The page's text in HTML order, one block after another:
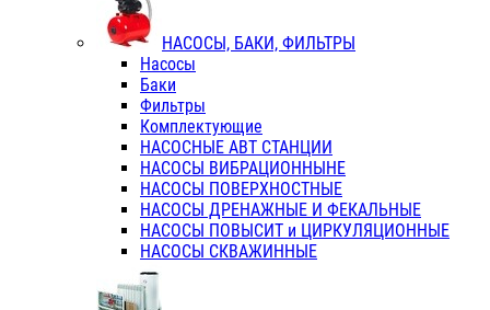
НАСОСЫ, БАКИ, ФИЛЬТРЫ
Насосы
Баки
Фильтры
Комплектующие
НАСОСНЫЕ АВТ СТАНЦИИ
НАСОСЫ ВИБРАЦИОННЫНЕ
НАСОСЫ ПОВЕРХНОСТНЫЕ
НАСОСЫ ДРЕНАЖНЫЕ И ФЕКАЛЬНЫЕ
НАСОСЫ ПОВЫСИТ и ЦИРКУЛЯЦИОННЫЕ
НАСОСЫ СКВАЖИННЫЕ